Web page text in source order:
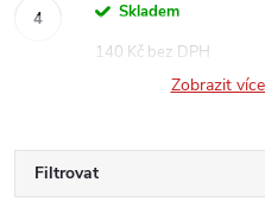
Skladem
140 Kč bez DPH
Zobrazit
Filtrovat